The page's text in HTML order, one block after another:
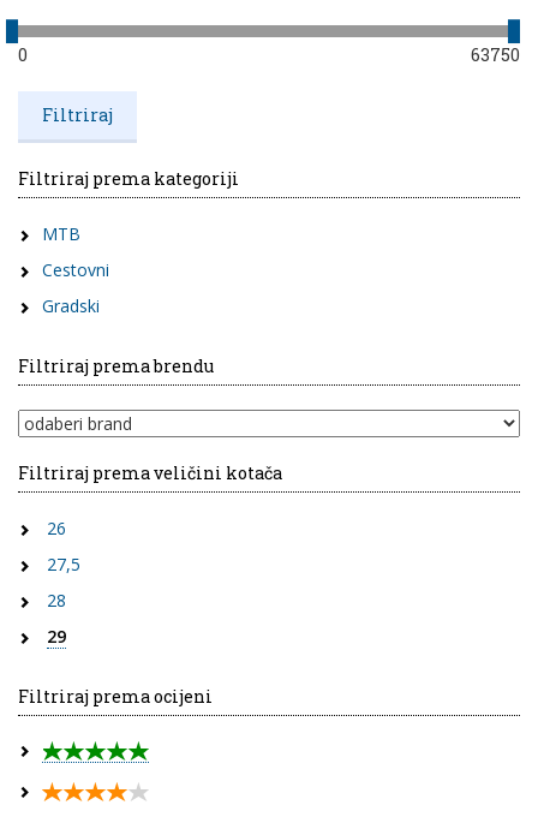
0 63750
Filtriraj prema kategoriji
MTB
Cestovni
Gradski
Filtriraj prema brendu
Filtriraj prema veličini kotača
26
27,5
28
29
Filtriraj prema ocijeni